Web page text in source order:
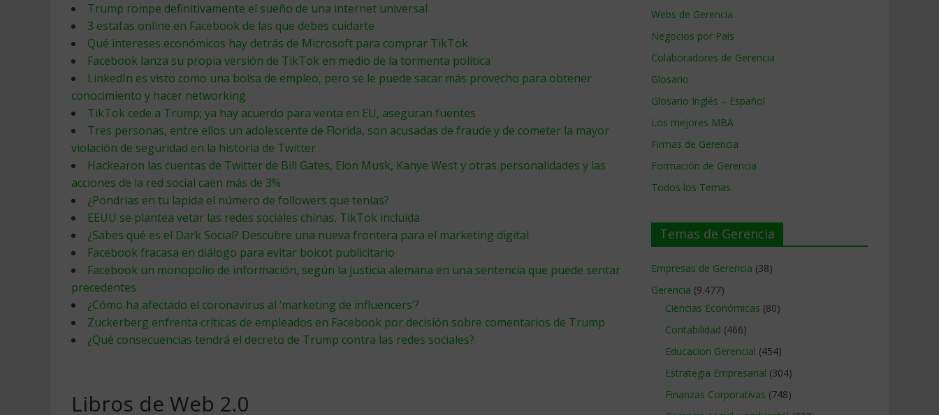
Trump rompe definitivamente el sueño de una internet universal
3 estafas online en Facebook de las que debes cuidarte
Qué intereses económicos hay detrás de Microsoft para comprar TikTok
Facebook lanza su propia versión de TikTok en medio de la tormenta política
LinkedIn es visto como una bolsa de empleo, pero se le puede sacar más provecho para obtener
conocimiento y hacer networking
TikTok cede a Trump; ya hay acuerdo para venta en EU, aseguran fuentes
Tres personas, entre ellos un adolescente de Florida, son acusadas de fraude y de cometer la mayor
violación de seguridad en la historia de Twitter
Hackearon las cuentas de Twitter de Bill Gates, Elon Musk, Kanye West y otras personalidades y las
acciones de la red social caen más de 3%
¿Pondrías en tu lapida el número de followers que tenías?
EEUU se plantea vetar las redes sociales chinas, TikTok incluida
¿Sabes qué es el Dark Social? Descubre una nueva frontera para el marketing digital
Facebook fracasa en diálogo para evitar boicot publicitario
Facebook un monopolio de información, según la justicia alemana en una sentencia que puede sentar
precedentes
¿Cómo ha afectado el coronavirus al ‘marketing de influencers’?
Zuckerberg enfrenta críticas de empleados en Facebook por decisión sobre comentarios de Trump
¿Qué consecuencias tendrá el decreto de Trump contra las redes sociales?
Libros de Web 2.0
Webs de Gerencia
Negocios por País
Colaboradores de Gerencia
Glosario
Glosario Inglés – Español
Los mejores MBA
Firmas de Gerencia
Formación de Gerencia
Todos los Temas
Temas de Gerencia
Empresas de Gerencia (38)
Gerencia (9.477)
Ciencias Económicas (80)
Contabilidad (466)
Educacion Gerencial (454)
Estrategia Empresarial (304)
Finanzas Corporativas (748)